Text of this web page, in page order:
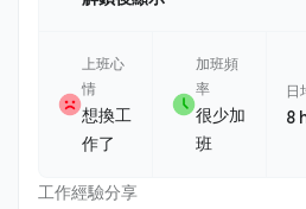
上班心
情
想換工
作了
加班頻
率
很少加
班
日
8
工作經驗分享